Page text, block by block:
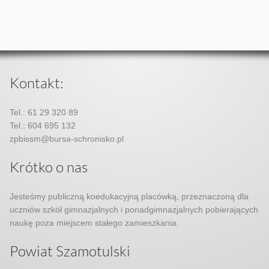
Kontakt:
Tel.: 61 29 320 89
Tel.: 604 695 132
zpbissm@bursa-schronisko.pl
Krótko o nas
Jesteśmy publiczną koedukacyjną placówką, przeznaczoną dla
uczniów szkół gimnazjalnych i ponadgimnazjalnych pobierających
naukę poza miejscem stałego zamieszkania.
Powiat Szamotulski